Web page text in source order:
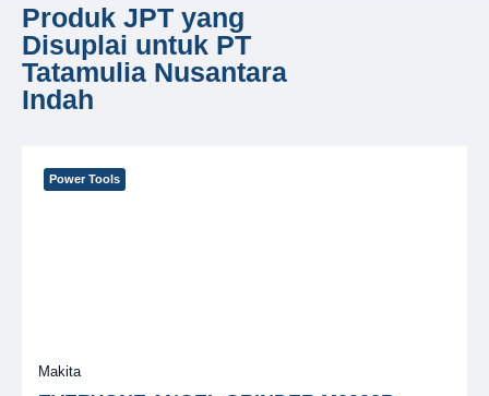
Produk JPT yang
Disuplai untuk PT
Tatamulia Nusantara
Indah​
Makita
Power Tools